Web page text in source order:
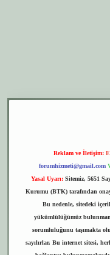
Reklam ve İletişim:
forumhizmeti@gmail.com
Yasal Uyarı: Sitemiz, 5651
Kurumu (BTK) tarafından
Bu nedenle, sitedeki
yükümlülüğümüz
sorumluluğunu taşımakta
sayılırlar. Bu internet sitesi,